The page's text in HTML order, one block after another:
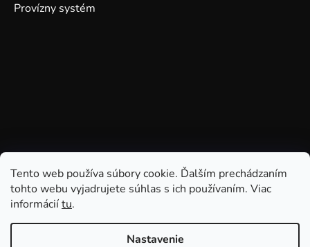
Tento web používa súbory cookie. Ďalším prechádzaním
tohto webu vyjadrujete súhlas s ich používaním. Viac
informáciítu.
Nastavenie
Provízny systém